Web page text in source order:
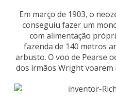
Em março de 1903, o
conseguiu fazer um
com alimentação
fazenda de 140 metros
arbusto. O voo de Pearse
dos irmãos Wright